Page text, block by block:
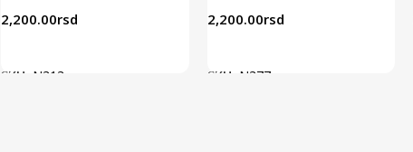
2,200.00rsd
SKU: N313
2,200.00rsd
SKU: N377